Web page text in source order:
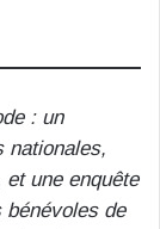
: un
nationales,
une enquête
bénévoles de